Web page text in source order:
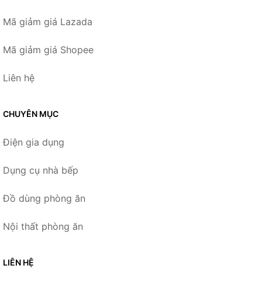
Mã giảm giá Lazada
Mã giảm giá Shopee
Liên hệ
CHUYÊN MỤC
Điện gia dụng
Dụng cụ nhà bếp
Đồ dùng phòng ăn
Nội thất phòng ăn
LIÊN HỆ